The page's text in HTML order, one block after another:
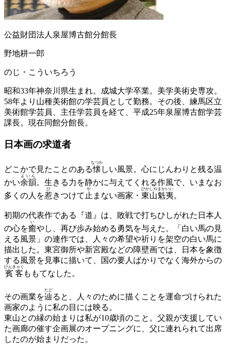
公益財団法人泉屋博古館分館長
野地耕一郎
のじ・こういちろう
昭和33年神奈川県生まれ。成城大学卒業。美学美術史専攻。
58年より山種美術館の学芸員として勤務。その後、練馬区立
美術館学芸員、主任学芸員を経て、平成25年泉屋博古館学芸
課長。現在同館分館長。
日本画の求道者
どこかで見たことのある懐
なつか
しい風景。心にじんわりと残る温
かい余韻
よいん
。生きる力を静かに与えてくれる作風で、いまなお
多くの人を惹
ひ
きつけて 止
や
まない画家・ 東山魁夷
ひがしやまかいい
。
初期の代表作である『道』は、敗戦で打ちひしがれた日本人
の心を癒
い
やし、再び歩み始める勇気を与えた。「白い馬の見
える風景」の連作では、人々の希望や祈りを架空の白い馬に
描出した。東宮御所や新宮殿などの障壁画では、日本を象徴
する風景を見事に描いて、国の要人ばかりでなく海外からの
賓客
ひんきゃく
ももてなした。
その画業を辿
たど
ると、人々のために描くことを運命づけられた
画家のように私の目には映る。
東山との縁の始まりは私が10歳頃のこと。父親が支援してい
た画廊の催す企画展のオープニングに、父に連れられて出席
したのが始まりだった。